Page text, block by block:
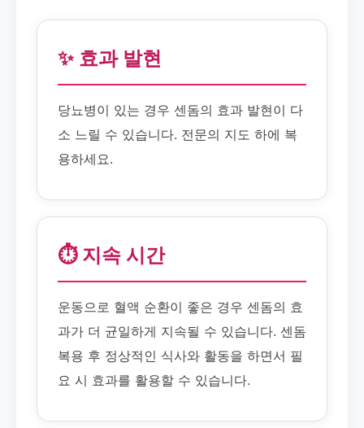
✨ 효과 발현
당뇨병이 있는 경우 센돔의 효과 발현이 다
소 느릴 수 있습니다. 전문의 지도 하에 복
용하세요.
⏱️ 지속 시간
운동으로 혈액 순환이 좋은 경우 센돔의 효
과가 더 균일하게 지속될 수 있습니다. 센돔
복용 후 정상적인 식사와 활동을 하면서 필
요 시 효과를 활용할 수 있습니다.